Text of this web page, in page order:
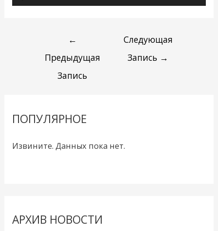
←
Предыдущая
Запись
Следующая
Запись →
ПОПУЛЯРНОЕ
Извините. Данных пока нет.
АРХИВ НОВОСТИ